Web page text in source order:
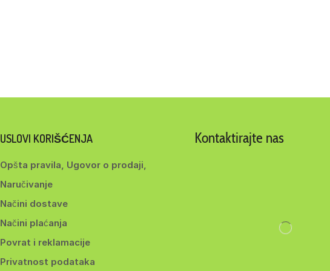
USLOVI KORIŠĆENJA
Opšta pravila, Ugovor o prodaji,
Naručivanje
Načini dostave
Načini plaćanja
Povrat i reklamacije
Privatnost podataka
Kontaktirajte nas